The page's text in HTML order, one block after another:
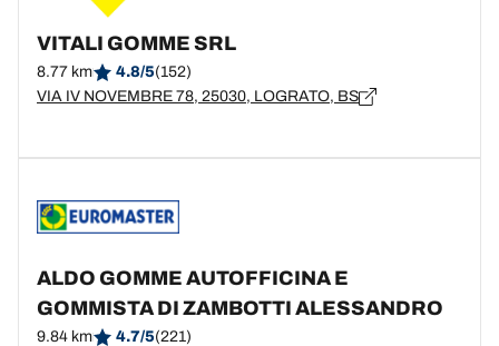
VITALI GOMME SRL
8.77 km 4.8/5(152)
VIA IV NOVEMBRE 78, 25030, LOGRATO, BS
ALDO GOMME AUTOFFICINA E
GOMMISTA DI ZAMBOTTI ALESSANDRO
9.84 km 4.7/5(221)